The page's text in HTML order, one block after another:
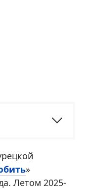
»
Летом 2025-